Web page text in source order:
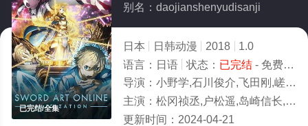
已完结/全集
别名：daojianshenyudisanji
日本 日韩动漫 2018
1.0
语言： 日语 状态： 已完结- 免费在线观看
导演： 小野学,石川俊介,飞田刚,嵯峨敏,木村宽,高桥贤
主演： 松冈祯丞,户松遥,岛崎信长,茅野爱衣,平田广明,安元洋贵,高垣彩阳,日高里菜,泽城美雪,森川智之,伊
更新时间： 2024-04-21